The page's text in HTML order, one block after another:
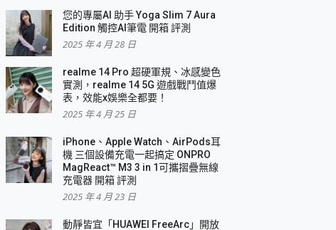
您的專屬AI 助手 Yoga Slim 7 Aura
Edition 觸控AI筆電 開箱 評測
2025 年 4 月 28 日
realme 14 Pro 超硬軍規、冰感變色
實測，realme 14 5G 遊戲戰鬥值爆
表，效能x娛樂全都要！
2025 年 4 月 25 日
iPhone、Apple Watch、AirPods耳
機 三個設備充電一起搞定 ONPRO
MagReact™ M3 3 in 1可攜摺疊無線
充電器 開箱 評測
2025 年 4 月 23 日
動靜皆宜「HUAWEI FreeArc」開放